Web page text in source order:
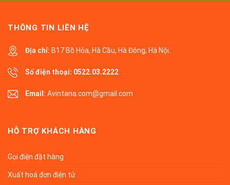
THÔNG TIN LIÊN HỆ
Địa chỉ: B17 Bồ Hỏa, Hà Cầu, Hà Đông, Hà Nội.
Số điện thoại: 0522.03.2222
Email: Avintana.com@gmail.com
HỖ TRỢ KHÁCH HÀNG
Gọi điện đặt hàng
Xuất hoá đơn điện tử